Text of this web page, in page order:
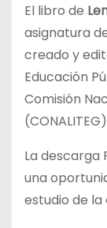
El libro de
asignatura
creado y
Educación
Comisión
(CONALITEG)
La descarga
una
estudio de la